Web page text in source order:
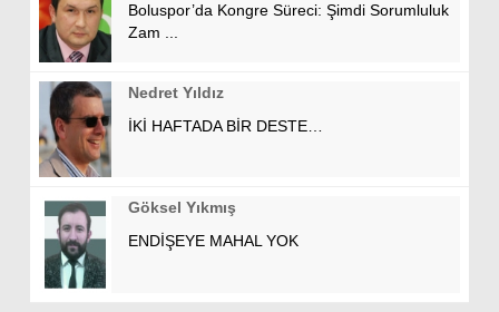
Boluspor’da Kongre Süreci: Şimdi Sorumluluk
Zam ...
Nedret Yıldız
İKİ HAFTADA BİR DESTE…
Göksel Yıkmış
ENDİŞEYE MAHAL YOK